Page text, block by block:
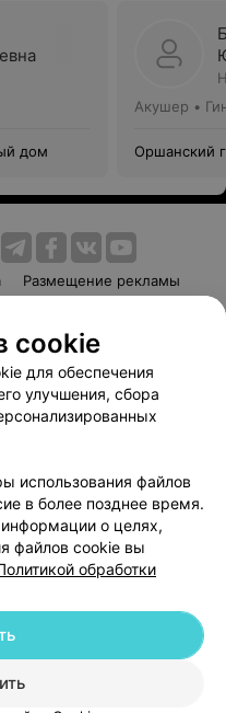
дом
Акушер •
Оршанский
Размещение рекламы
Способы оплаты
103.by
данных
| 220012, Республика Беларусь,
+375 291212755
cookie
для обеспечения
улучшения, сбора
использования файлов
в более позднее время.
о целях,
файлов cookie вы
обработки